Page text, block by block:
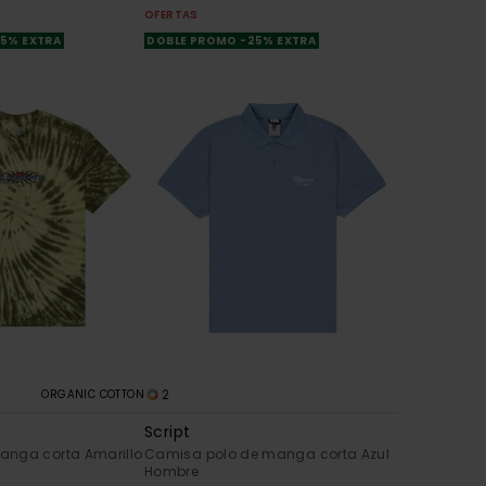
EXTRA
OFERTAS
DOBLE PROMO -25% EXTRA
ORGANIC COTTON
corta Amarillo
2
Script
Camisa polo de manga corta Azul
Hombre